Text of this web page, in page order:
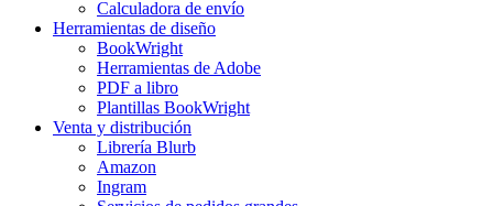
Calculadora de envío
Herramientas de diseño
BookWright
Herramientas de Adobe
PDF a libro
Plantillas BookWright
Venta y distribución
Librería Blurb
Amazon
Ingram